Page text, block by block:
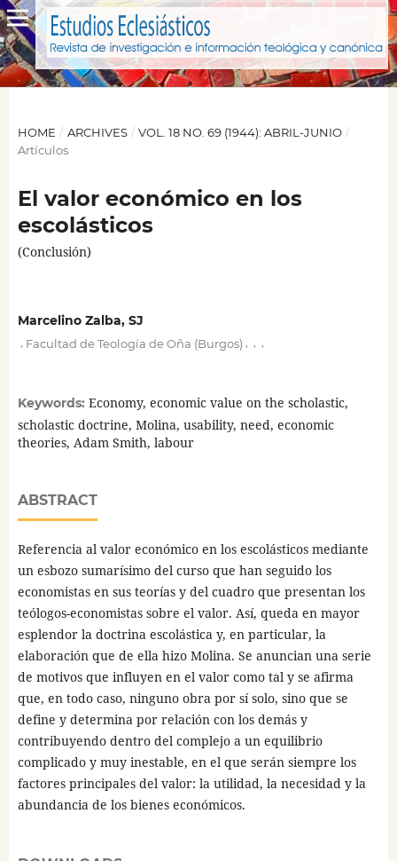
HOME / ARCHIVES / VOL. 18 NO. 69 (1944): ABRIL-JUNIO /
Artículos
El valor económico en los
escolásticos
(Conclusión)
Marcelino Zalba, SJ
Facultad de Teología de Oña (Burgos)
Keywords: Economy, economic value on the scholastic,
scholastic doctrine, Molina, usability, need, economic
theories, Adam Smith, labour
ABSTRACT
Referencia al valor económico en los escolásticos mediante
un esbozo sumarísimo del curso que han seguido los
economistas en sus teorías y del cuadro que presentan los
teólogos-economistas sobre el valor. Así, queda en mayor
esplendor la doctrina escolástica y, en particular, la
elaboración que de ella hizo Molina. Se anuncian una serie
de motivos que influyen en el valor como tal y se afirma
que, en todo caso, ninguno obra por sí solo, sino que se
define y determina por relación con los demás y
contribuyendo dentro del complejo a un equilibrio
complicado y muy inestable, en el que serán siempre los
factores principales del valor: la utilidad, la necesidad y la
abundancia de los bienes económicos.